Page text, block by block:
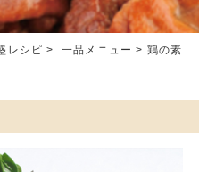
レシピ >一品メニュー > 鶏の素